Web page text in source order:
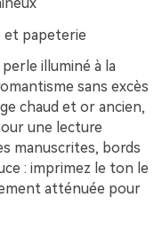
et papeterie
illuminé à la
sans excès
chaud et or ancien,
une lecture
manuscrites, bords
: imprimez le ton le
atténuée pour